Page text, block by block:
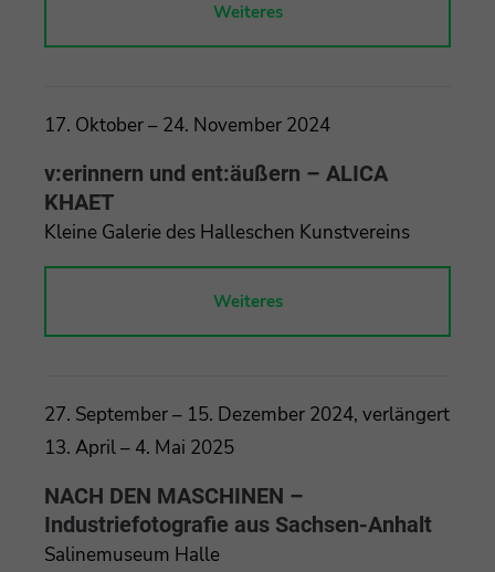
Weiteres
17. Oktober – 24. November 2024
v:erinnern und ent:äußern – ALICA
KHAET
Kleine Galerie des Halleschen Kunstvereins
Weiteres
27. September – 15. Dezember 2024, verlängert
13. April – 4. Mai 2025
NACH DEN MASCHINEN –
Industriefotografie aus Sachsen-Anhalt
Salinemuseum Halle